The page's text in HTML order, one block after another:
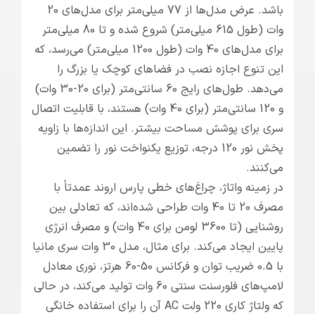
باشد. عرض مدل‌ها از 77 میلی‌متر برای مدل‌های 20
وات (طول 615 میلی‌متر) شروع شده و تا 80 میلی‌متر
برای مدل‌های 40 وات (طول 1200 میلی‌متر) می‌رسد، که
این تنوع اجازه نصب در فضاهای کوچک یا بزرگ را
می‌دهد. طول‌های رایج 60 سانتی‌متر (برای 20-30 وات)
و 120 سانتی‌متر (برای 40 وات) هستند، با قابلیت اتصال
سری برای پوشش مساحت بیشتر. این اندازه‌ها با زاویه
پخش نور 120 درجه، توزیع یکنواخت نور را تضمین
می‌کنند.
در زمینه واتاژ، چراغ‌های خطی پارس اروند عمدتاً با
مصرف 20 تا 40 وات طراحی شده‌اند، که تعادلی بین
روشنایی (تا 3600 لومن برای 40 وات) و مصرف انرژی
پایین ایجاد می‌کند. برای مثال، مدل 30 وات سری مانیا
با 0.5 ضریب توان و فرکانس 50-60 هرتز، نوری معادل
لامپ‌های فلورسنت سنتی 60 وات تولید می‌کند، در حالی
که ولتاژ کاری 220 ولت AC آن را برای استفاده خانگی